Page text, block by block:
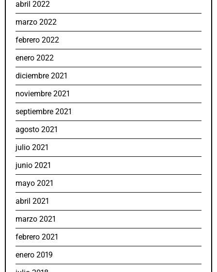
abril 2022
marzo 2022
febrero 2022
enero 2022
diciembre 2021
noviembre 2021
septiembre 2021
agosto 2021
julio 2021
junio 2021
mayo 2021
abril 2021
marzo 2021
febrero 2021
enero 2019